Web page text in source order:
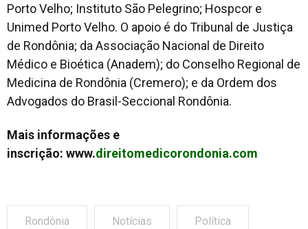
Porto Velho; Instituto São Pelegrino; Hospcor e
Unimed Porto Velho. O apoio é do Tribunal de Justiça
de Rondônia; da Associação Nacional de Direito
Médico e Bioética (Anadem); do Conselho Regional de
Medicina de Rondônia (Cremero); e da Ordem dos
Advogados do Brasil-Seccional Rondônia.
Mais informações e
inscrição: www.direitomedicorondonia.com
Rondônia Notícias Política